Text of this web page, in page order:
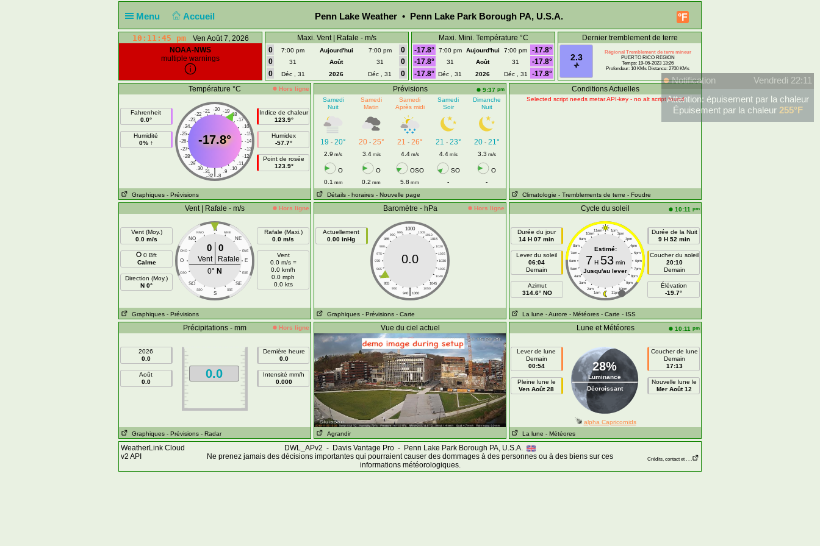
Menu Accueil °F
Penn Lake Weather • Penn Lake Park Borough PA, U.S.A.
10:11:46 pm
Ven Août 7, 2026
NOAA-NWS
multiple warnings
Maxi. Vent | Rafale - m/s
0
7:00 pm Aujourd'hui 7:00 pm
0
0
31 Août 31
0
0
Déc , 31 2026 Déc , 31 0
Maxi. Mini. Température °C
-17.8°
7:00 pm Aujourd'hui 7:00 pm
-17.8°
-17.8°
31 Août 31
-17.8°
-17.8° Déc , 31 2026 Déc , 31 -17.8°
Dernier tremblement de terre
2.3
Régional Tremblement de terre mineur
PUERTO RICO REGION
Temps: 19-06-2023 13:26
Profondeur: 10 KMs Distance: 2700 KMs
Température °C Hors ligne
Fahrenheit
0.0°
Humidité
0% ↑
-20
-21 -19
-22
-18
-23
-17
-24
-16
-25
-15
-26
-14
-27
-13
-28
-12
-29
-11
-30
-10
-31 -9
|
-32 -8
-17.8°
Indice de chaleur
123.9°
Humidex
-57.7°
Point de rosée
123.9°
Graphiques - Prévisions
Prévisions 9:37 pm
Samedi
Nuit
Samedi
Matin
Samedi
Après midi
Samedi
Soir
Dimanche
Nuit
19 - 20° 20- 25° 21 - 26° 21 - 23° 20- 21°
2.9 m/s 3.4m/s 4.4m/s 4.4m/s 3.3 m/s
O O OSO SO
O
0.1 mm 0.2 mm 5.8 mm -
-
Détails - horaires - Nouvelle page
Conditions Actuelles
Selected script needs metar API-key - no alt script found
Climatologie - Tremblements de terre - Foudre
Vent | Rafale - m/s Hors ligne
Vent (Moy.)
0.0 m/s
0 Bft
Calme
Direction (Moy.)
N 0°
N
NNO NNE
NO NE
ONO ENE
O E
OSO ESE
SO SE
SSO SSE
S
0 0
Vent
Rafale
0° N
Rafale (Maxi.)
0.0 m/s
Vent
0.0 m/s =
0.0 km/h
0.0 mph
0.0 kts
Graphiques - Prévisions
Baromètre - hPa Hors ligne
Actuellement
0.00 inHg
1000
995 1005
990
1010
985
1015
980
1020
975
1025
970
1030
965
1035
960
1040
955
1045
950
1050
|
940 1060
0.0
Graphiques - Prévisions - Carte
Cycle du soleil 10:11 pm
Durée du jour
14 H 07 min
Lever du soleil
06:04
Demain
Azimut
314.6° NO
11am 1pm
10am 2pm
9am 3pm
8am 4pm
7am 5pm
6am 6pm
5am 7pm
4am 8pm
3am 9pm
2am 10pm
1am 11pm
Estimé:
7 H 53min
Jusqu'au lever
Durée de la Nuit
9 H 52 min
Coucher du soleil
20:10
Demain
Élévation
-19.7°
La lune - Aurore - Météores - Carte - ISS
Précipitations - mm Hors ligne
2026
0.0
Août
0.0
0.0
Dernière heure
0.0
Intensité mm/h
0.000
Graphiques - Prévisions - Radar
Vue du ciel actuel
Agrandir
Lune et Météores 10:11 pm
Lever de lune
Demain
00:54
Pleine lune le
Ven Août 28
28%
Luminance
Décroissant
Coucher de lune
Demain
17:13
Nouvelle lune le
Mer Août 12
alpha Capricornids
La lune - Météores
WeatherLink Cloud
v2 API
DWL_APv2 - Davis Vantage Pro - Penn Lake Park Borough PA, U.S.A.
Ne prenez jamais des décisions importantes qui pourraient causer des dommages à des personnes ou à des biens sur ces
informations météorologiques.
Crédits, contact et . . .
Notification
Vendredi 22:11
Attention: épuisement par la chaleur
Épuisement par la chaleur 255°F